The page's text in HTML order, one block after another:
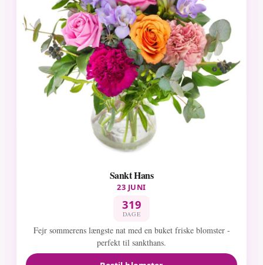
Sankt Hans
23 JUNI
319
DAGE
Fejr sommerens længste nat med en buket friske blomster -
perfekt til sankthans.